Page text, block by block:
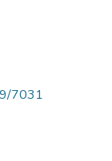
7031